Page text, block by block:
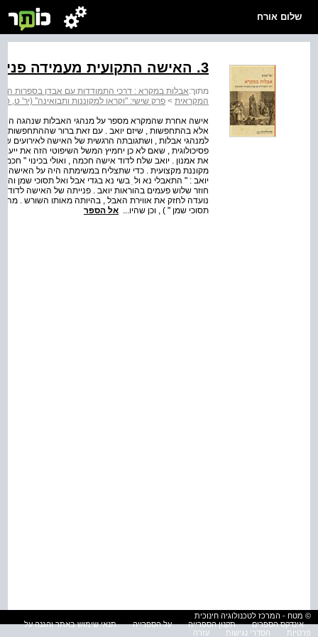
שלום אורח
3. האישה התקועית מעמידה פני אלמנה ואם שכולה (שמ"ב יד)
מתוך:אבלות במקרא : דרכי התמודדות עם אבדן בספרות
המקראית > פרק שישי: "וקראו למקוננות ותבואינה" (יר' ט,
אישה אחרת שהמקרא מספר על מנהגי האבלות שנהגה
אלא בהתחפשות , שיזם יואב . עם זאת ברור שההתחפשות
למנהגי אבלות , ושתגובתה הרגשית של האישה לאירועים
פסיכולוגית , שאם לא כן יחמיץ המשל השיפוטי הזה את
את אמנון . יואב שלח לדוד אישה חכמה , ואולי בכינוי "
מקוננת מקצועית . כדי שתצליח במשימתה היה על האישה
יואב : " התאבלי נא ול ִ בשי נא בגדי אבל ואל תסוכי שמן
חוזר שלוש פעמים בהוראות יואב . פנייתה של האישה
נועדה לחזק את אווירת האבל , בהיותה מאותו השורש .
תסוכי שמן " ) , וכן שהיו... אל הספר
© מטח - המרכז לטכנולוגיה חינוכית
אינדקס הספרים
תקנון הספרייה על הספרייה
תנאי שימוש באתר והגנה על
פרטיות
הסדרי נגישות עזרה